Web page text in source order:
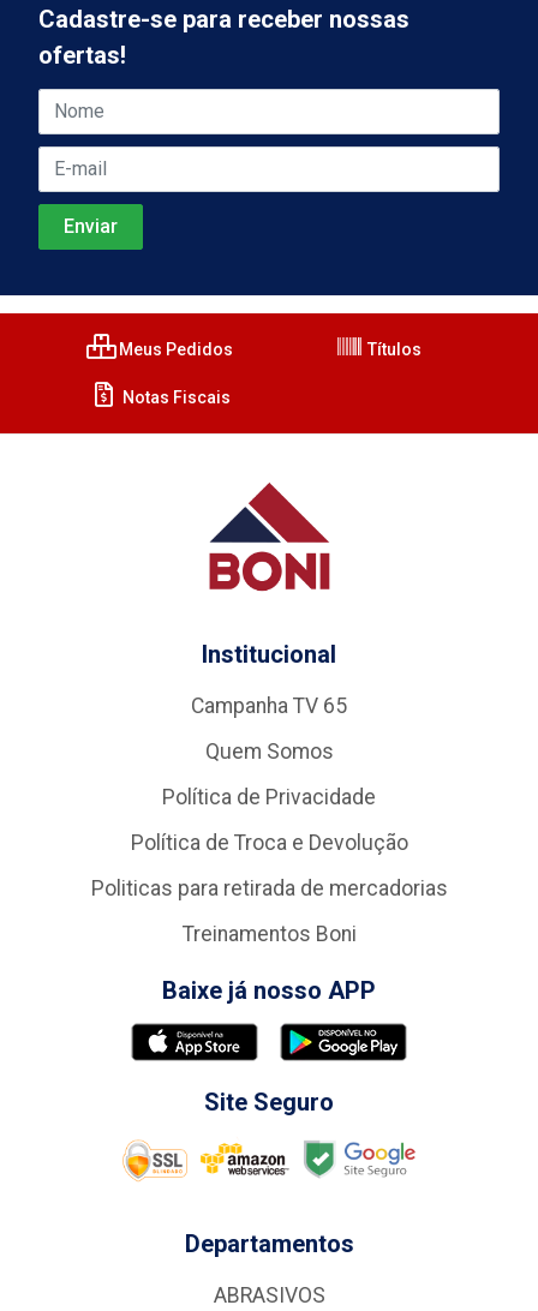
Cadastre-se para receber nossas
ofertas!
Meus Pedidos Títulos
Notas Fiscais
Institucional
Campanha TV 65
Quem Somos
Política de Privacidade
Política de Troca e Devolução
Politicas para retirada de mercadorias
Treinamentos Boni
Baixe já nosso APP
Site Seguro
Departamentos
ABRASIVOS